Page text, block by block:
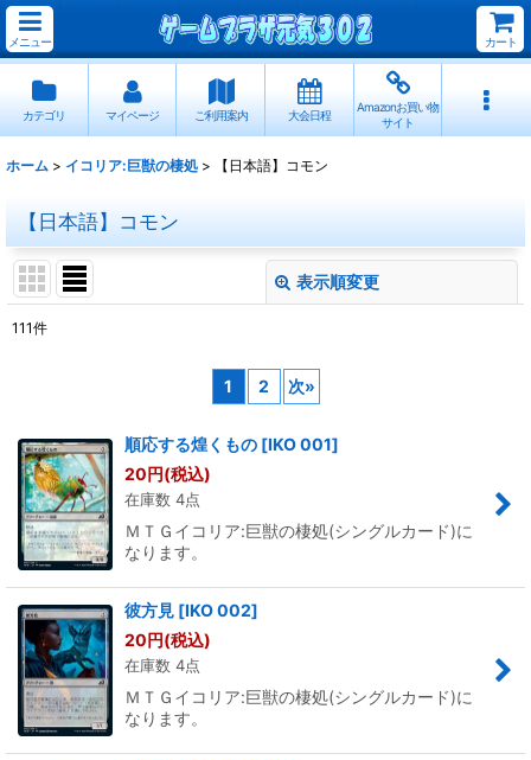
メニュー カート
カテゴリ マイページ ご利用案内 大会日程
Amazonお買い物
サイト
ホーム > イコリア:巨獣の棲処 > 【日本語】コモン
【日本語】コモン
表示順変更
111件
1 2 次»
順応する煌くもの [IKO 001]
20円(税込)
在庫数 4点
ＭＴＧイコリア:巨獣の棲処(シングルカード)に
なります。
彼方見 [IKO 002]
20円(税込)
在庫数 4点
ＭＴＧイコリア:巨獣の棲処(シングルカード)に
なります。